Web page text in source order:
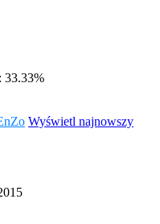
33.33%
Wyświetl najnowszy